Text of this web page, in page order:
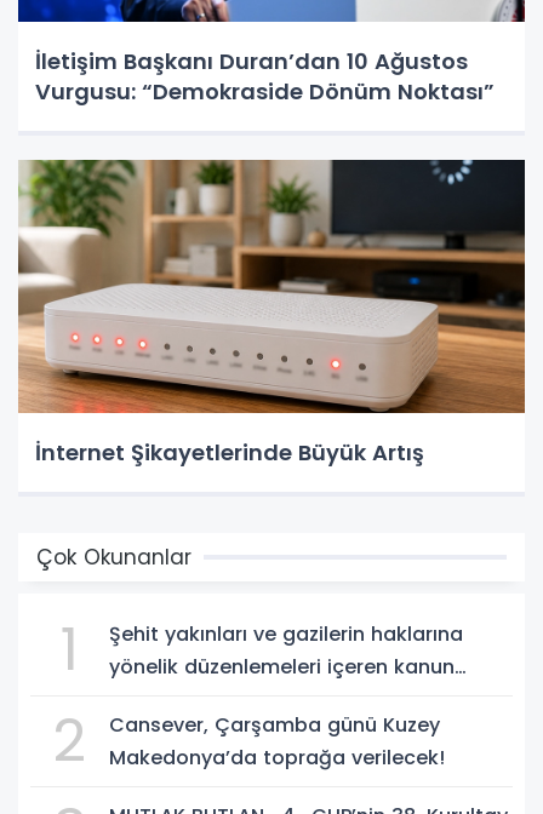
İletişim Başkanı Duran’dan 10 Ağustos
Vurgusu: “Demokraside Dönüm Noktası”
İnternet Şikayetlerinde Büyük Artış
Çok Okunanlar
1
Şehit yakınları ve gazilerin haklarına
yönelik düzenlemeleri içeren kanun
2
Cansever, Çarşamba günü Kuzey
Makedonya’da toprağa verilecek!